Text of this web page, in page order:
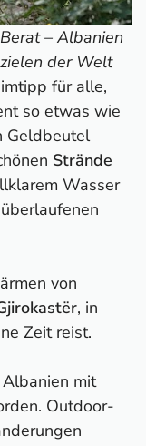
– Albanien
der Welt
für alle,
so etwas wie
Geldbeutel
Strände
Wasser
von
, in
Zeit reist.
mit
Outdoor-